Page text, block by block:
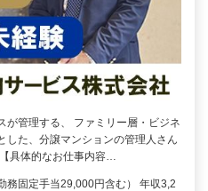
が管理する、 ファミリー層・ビジネ
した、分譲マンションの管理人さん
具体的なお仕事内容…
務固定手当29,000円含む） 年収3,2